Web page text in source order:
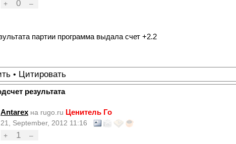
+
0 –
партии программа выдала счет +2.2
• Цитировать
результата
Antarex на rugo.ru Ценитель Го
21, September, 2012 11:16
+
1 –